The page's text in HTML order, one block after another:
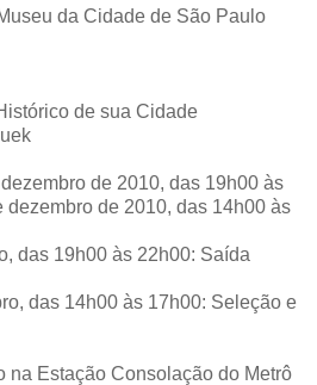
da Cidade de São Paulo
de sua Cidade
de 2010, das 19h00 às
dezembro de 2010, das 14h00 às
das 19h00 às 22h00: Saída
das 14h00 às 17h00: Seleção e
na Estação Consolação do Metrô